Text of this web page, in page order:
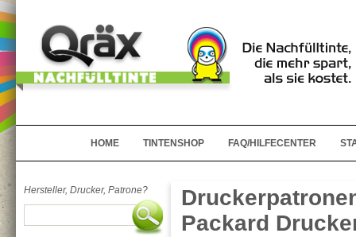
HOME TINTENSHOP FAQ/HILFECENTER
Hersteller, Drucker, Patrone?
Packard